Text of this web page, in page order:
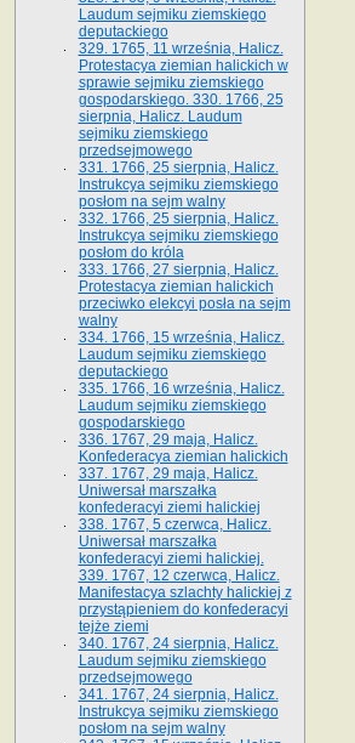
Laudum sejmiku ziemskiego
deputackiego
329. 1765, 11 września, Halicz.
Protestacya ziemian halickich w
sprawie sejmiku ziemskiego
gospodarskiego. 330. 1766, 25
sierpnia, Halicz. Laudum
sejmiku ziemskiego
przedsejmowego
331. 1766, 25 sierpnia, Halicz.
Instrukcya sejmiku ziemskiego
posłom na sejm walny
332. 1766, 25 sierpnia, Halicz.
Instrukcya sejmiku ziemskiego
posłom do króla
333. 1766, 27 sierpnia, Halicz.
Protestacya ziemian halickich
przeciwko elekcyi posła na sejm
walny
334. 1766, 15 września, Halicz.
Laudum sejmiku ziemskiego
deputackiego
335. 1766, 16 września, Halicz.
Laudum sejmiku ziemskiego
gospodarskiego
336. 1767, 29 maja, Halicz.
Konfederacya ziemian halickich
337. 1767, 29 maja, Halicz.
Uniwersał marszałka
konfederacyi ziemi halickiej
338. 1767, 5 czerwca, Halicz.
Uniwersał marszałka
konfederacyi ziemi halickiej.
339. 1767, 12 czerwca, Halicz.
Manifestacya szlachty halickiej z
przystąpieniem do konfederacyi
tejże ziemi
340. 1767, 24 sierpnia, Halicz.
Laudum sejmiku ziemskiego
przedsejmowego
341. 1767, 24 sierpnia, Halicz.
Instrukcya sejmiku ziemskiego
posłom na sejm walny